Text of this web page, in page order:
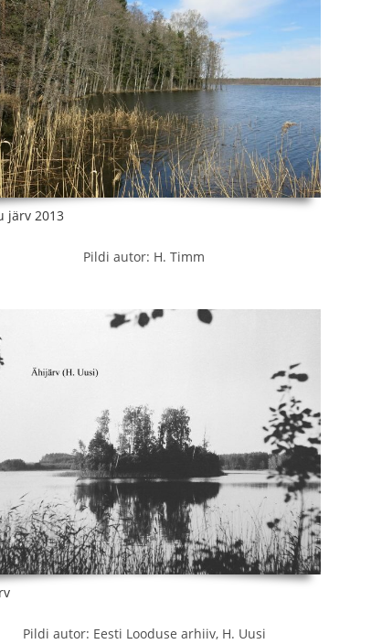
järv 2013
Pildi autor: H. Timm
Pildi autor: Eesti Looduse arhiiv, H. Uusi